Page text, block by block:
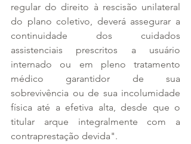
regular do direito à rescisão unilateral
do plano coletivo, deverá assegurar a
continuidade dos cuidados
assistenciais prescritos a usuário
internado ou em pleno tratamento
médico garantidor de sua
sobrevivência ou de sua incolumidade
física até a efetiva alta, desde que o
titular arque integralmente com a
contraprestação devida".